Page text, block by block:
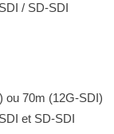
/ SD-SDI
ou 70m (12G-SDI)
et SD-SDI